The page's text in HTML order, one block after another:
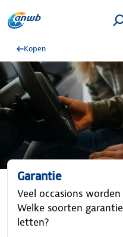
Kopen
Garantie
Veel occasions
Welke soorten
letten?